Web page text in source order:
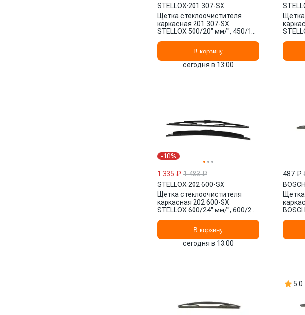
STELLOX·201 307-SX
Щетка стеклоочистителя
каркасная 201 307-SX
STELLOX 500/20" мм/", 450/18"
В корзину
сегодня в 13:00
Щетка
-10%
1 335 ₽ 1 483 ₽
STELLOX·202 600-SX
Щетка стеклоочистителя
каркасная 202 600-SX
STELLOX 600/24" мм/", 600/24"
В корзину
сегодня в 13:00
487 ₽
BOSCH
Щетка
5.0